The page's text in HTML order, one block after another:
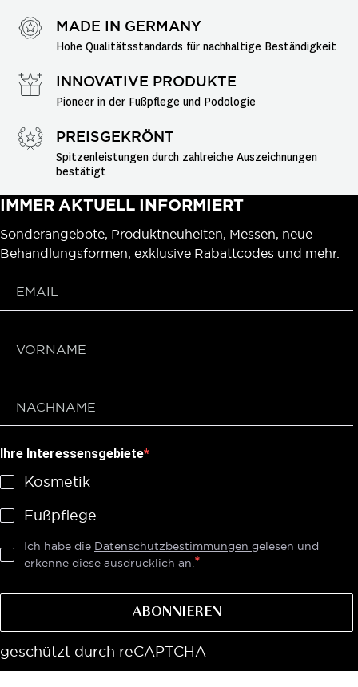
MADE IN GERMANY
Hohe Qualitätsstandards für nachhaltige Beständigkeit
INNOVATIVE PRODUKTE
Pioneer in der Fußpflege und Podologie
PREISGEKRÖNT
Spitzenleistungen durch zahlreiche Auszeichnungen
bestätigt
IMMER AKTUELL INFORMIERT
Sonderangebote, Produktneuheiten, Messen, neue
Behandlungsformen, exklusive Rabattcodes und mehr.
Ihre Interessensgebiete
Kosmetik
Fußpflege
Ich habe die Datenschutzbestimmungen gelesen und
erkenne diese ausdrücklich an.
ABONNIEREN
geschützt durch reCAPTCHA